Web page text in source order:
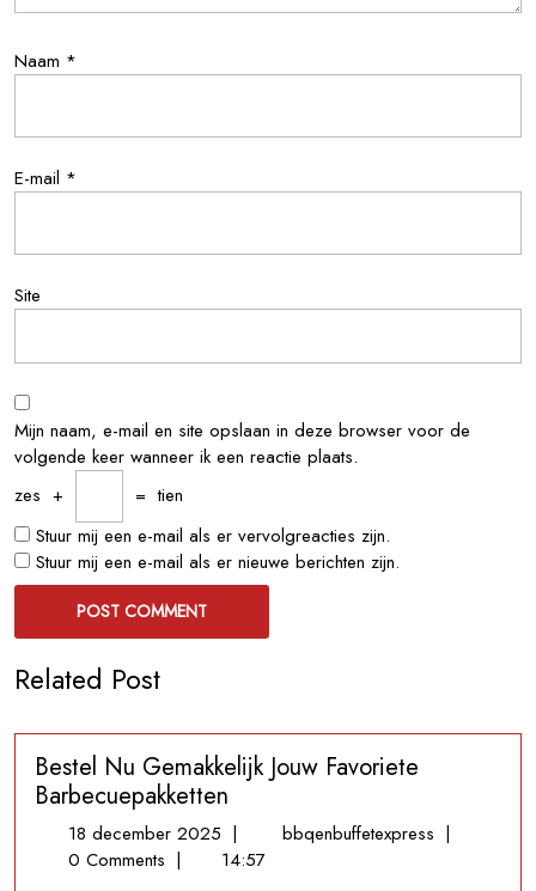
Naam *
E-mail *
Site
Mijn naam, e-mail en site opslaan in deze browser voor de
volgende keer wanneer ik een reactie plaats.
zes + = tien
Stuur mij een e-mail als er vervolgreacties zijn.
Stuur mij een e-mail als er nieuwe berichten zijn.
Related Post
Bestel Nu Gemakkelijk Jouw Favoriete
Barbecuepakketten
18 december 2025 18
december
| bbqenbuffetexpress Bestel
|
0 Comments |
14:57